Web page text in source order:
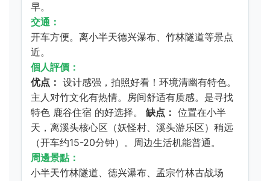
早。
交通：
开车方便。离小半天德兴瀑布、竹林隧道等景点
近。
個人評價：
优点： 设计感强，拍照好看！环境清幽有特色。
主人对竹文化有热情。房间舒适有质感。是寻找
特色 鹿谷住宿 的好选择。 缺点： 位置在小半
天，离溪头核心区（妖怪村、溪头游乐区）稍远
（开车约15-20分钟）。周边生活机能普通。
周邊景點：
小半天竹林隧道、德兴瀑布、孟宗竹林古战场